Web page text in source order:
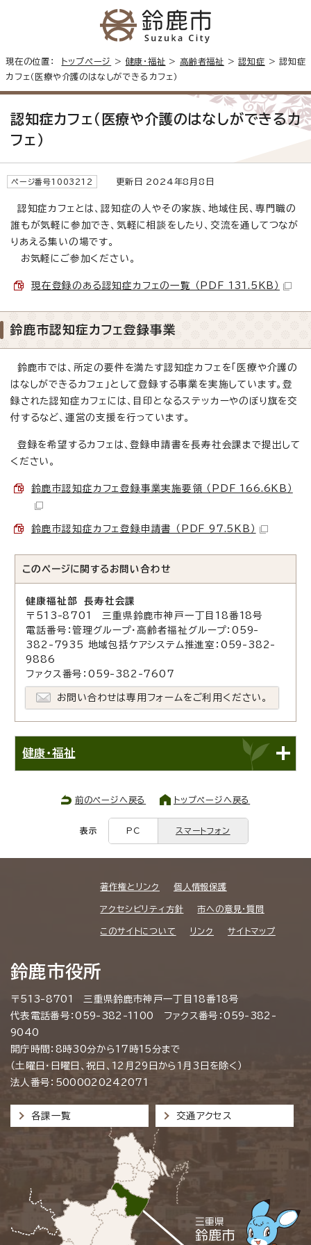
現在の位置： トップページ > 健康・福祉 > 高齢者福祉 >認知症 > 認知症
カフェ（医療や介護のはなしができるカフェ）
認知症カフェ（医療や介護のはなしができるカ
フェ）
ページ番号1003212 更新日 2024年8月8日
認知症カフェとは、認知症の人やその家族、地域住民、専門職の
誰もが気軽に参加でき、気軽に相談をしたり、交流を通してつなが
りあえる集いの場です。
お気軽にご参加ください。
現在登録のある認知症カフェの一覧 （PDF 131.5KB）
鈴鹿市認知症カフェ登録事業
鈴鹿市では、所定の要件を満たす認知症カフェを「医療や介護の
はなしができるカフェ」として登録する事業を実施しています。登
録された認知症カフェには、目印となるステッカーやのぼり旗を交
付するなど、運営の支援を行っています。
登録を希望するカフェは、登録申請書を長寿社会課まで提出して
ください。
鈴鹿市認知症カフェ登録事業実施要領 （PDF 166.6KB）
鈴鹿市認知症カフェ登録申請書 （PDF 97.5KB）
このページに関する お問い合わせ
健康福祉部 長寿社会課
〒513-8701 三重県鈴鹿市神戸一丁目18番18号
電話番号：管理グループ・高齢者福祉グループ：059-
382-7935 地域包括ケアシステム推進室：059-382-
9886
ファクス番号：059-382-7607
お問い合わせは専用フォームをご利用ください。
健康・福祉
前のページへ戻る トップページへ戻る
表示 PC スマートフォン
著作権とリンク 個人情報保護
アクセシビリティ方針 市への意見・質問
このサイトについて リンク サイトマップ
鈴鹿市役所
〒513-8701 三重県鈴鹿市神戸一丁目18番18号
代表電話番号：059-382-1100 ファクス番号：059-382-
9040
開庁時間：8時30分から17時15分まで
（土曜日・日曜日、祝日、12月29日から1月3日を除く）
法人番号：5000020242071
各課一覧 交通アクセス